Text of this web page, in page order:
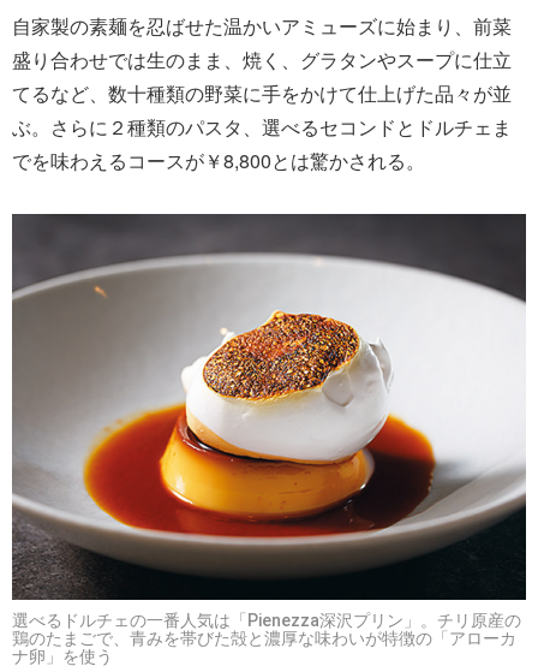
自家製の素麺を忍ばせた温かいアミューズに始まり、前菜
盛り合わせでは生のまま、焼く、グラタンやスープに仕立
てるなど、数十種類の野菜に手をかけて仕上げた品々が並
ぶ。さらに２種類のパスタ、選べるセコンドとドルチェま
でを味わえるコースが￥8,800とは驚かされる。
選べるドルチェの一番人気は「Pienezza深沢プリン」。チリ原産の
鶏のたまごで、青みを帯びた殻と濃厚な味わいが特徴の「アローカ
ナ卵」を使う